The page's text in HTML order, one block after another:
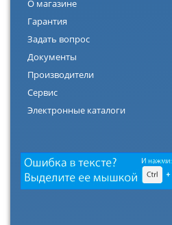
О магазине
Гарантия
Задать вопрос
Документы
Производители
Сервис
Электронные каталоги